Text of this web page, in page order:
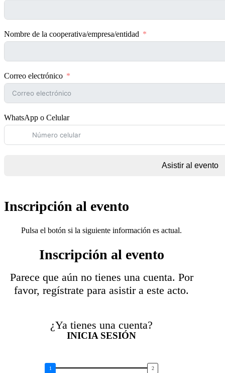
Nombre de la cooperativa/empresa/entidad
Correo electrónico
WhatsApp o Celular
Asistir al evento
Inscripción al evento
Pulsa el botón si la siguiente información es actual.
Inscripción al evento
Parece que aún no tienes una cuenta. Por
favor, regístrate para asistir a este acto.
¿Ya tienes una cuenta?
INICIA SESIÓN